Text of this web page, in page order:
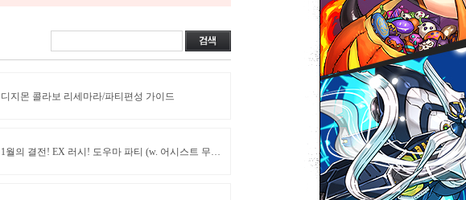
디지몬 콜라보 리세마라/파티편성 가이드
1월의 결전! EX 러시! 도우마 파티 (w. 어시스트 무효 뱃지)